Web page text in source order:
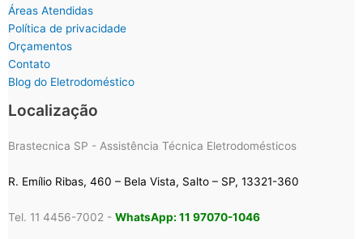
Áreas Atendidas
Política de privacidade
Orçamentos
Contato
Blog do Eletrodoméstico
Localização
Brastecnica SP - Assistência Técnica Eletrodomésticos
R. Emílio Ribas, 460 – Bela Vista, Salto – SP, 13321-360
Tel. 11 4456-7002 - WhatsApp: 11 97070-1046